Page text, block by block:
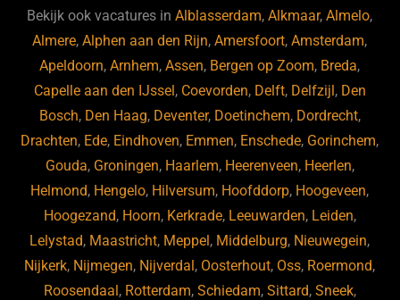
b
o
o
k
ky dI
n
Bekijk ook vacatures inAlblasserdam,Alkmaar,Almelo,
Almere,Alphen aan den Rijn,Amersfoort,Amsterdam,
Apeldoorn,Arnhem,Assen, Bergen op Zoom, Breda,
Capelle aan den IJssel , Coevorden, Delft, Delfzijl , Den
Bosch, Den Haag, Deventer, Doetinchem, Dordrecht,
Drachten, Ede, Eindhoven, Emmen, Enschede, Gorinchem,
Gouda, Groningen, Haarlem, Heerenveen, Heerlen,
Helmond, Hengelo, Hilversum, Hoofddorp, Hoogeveen,
Hoogezand, Hoorn, Kerkrade, Leeuwarden, Leiden,
Lelystad, Maastricht, Meppel , Middelburg, Nieuwegein,
Nijkerk, Nijmegen, Nijverdal , Oosterhout, Oss, Roermond,
Roosendaal , Rotterdam, Schiedam, Sittard, Sneek,